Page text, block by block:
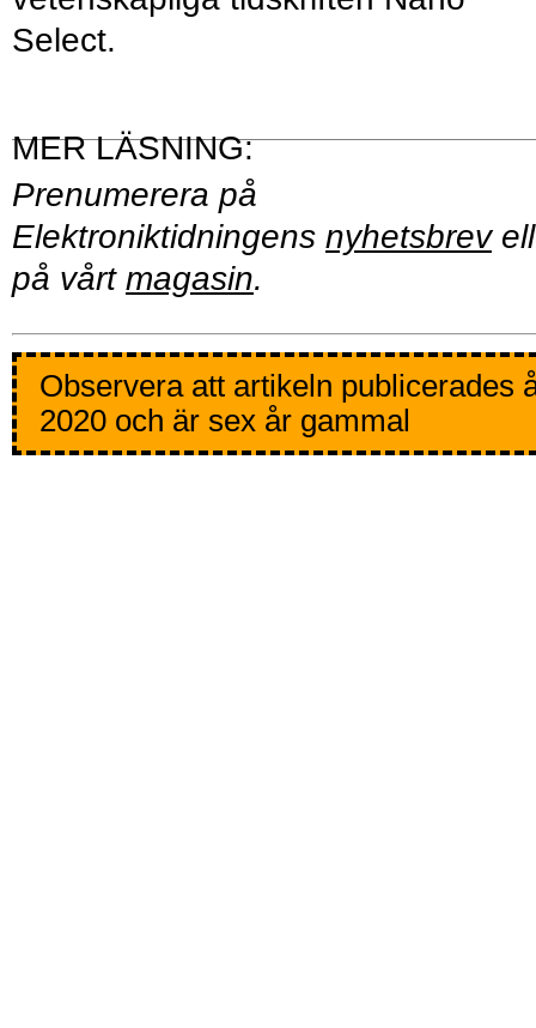
Select.
Prenumerera på
Elektroniktidningens nyhetsbrev
på vårt magasin.
Observera att artikeln publicerades
2020 och är sex år gammal